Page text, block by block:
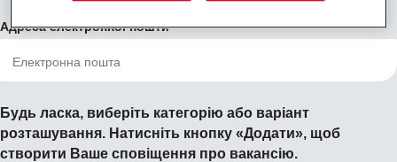
Адреса електронної пошти
Будь ласка, виберіть категорію або варіант
розташування. Натисніть кнопку «Додати», щоб
створити Ваше сповіщення про вакансію.